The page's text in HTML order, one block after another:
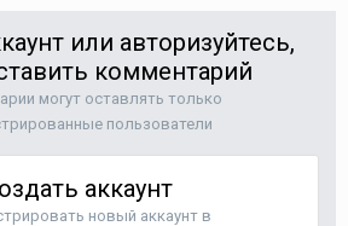
или авторизуйтесь,
комментарий
могут оставлять только
пользователи
аккаунт
новый аккаунт в